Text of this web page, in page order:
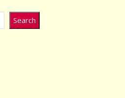
Search